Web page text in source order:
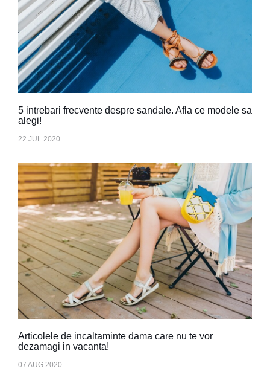
5 intrebari frecvente despre sandale. Afla ce modele sa
alegi!
22 JUL 2020
Articolele de incaltaminte dama care nu te vor
dezamagi in vacanta!
07 AUG 2020